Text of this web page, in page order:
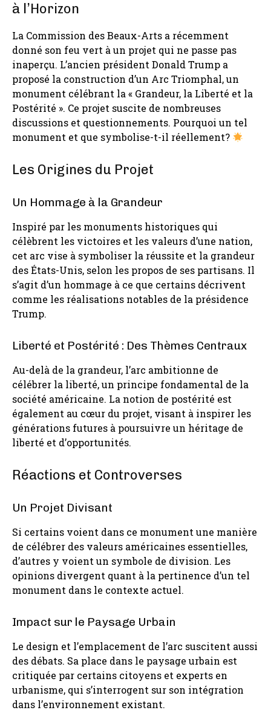
à l’Horizon
La Commission des Beaux-Arts a récemment
donné son feu vert à un projet qui ne passe pas
inaperçu. L’ancien président Donald Trump a
proposé la construction d’un Arc Triomphal, un
monument célébrant la « Grandeur, la Liberté et la
Postérité ». Ce projet suscite de nombreuses
discussions et questionnements. Pourquoi un tel
monument et que symbolise-t-il réellement?
Les Origines du Projet
Un Hommage à la Grandeur
Inspiré par les monuments historiques qui
célèbrent les victoires et les valeurs d’une nation,
cet arc vise à symboliser la réussite et la grandeur
des États-Unis, selon les propos de ses partisans. Il
s’agit d’un hommage à ce que certains décrivent
comme les réalisations notables de la présidence
Trump.
Liberté et Postérité : Des Thèmes Centraux
Au-delà de la grandeur, l’arc ambitionne de
célébrer la liberté, un principe fondamental de la
société américaine. La notion de postérité est
également au cœur du projet, visant à inspirer les
générations futures à poursuivre un héritage de
liberté et d’opportunités.
Réactions et Controverses
Un Projet Divisant
Si certains voient dans ce monument une manière
de célébrer des valeurs américaines essentielles,
d’autres y voient un symbole de division. Les
opinions divergent quant à la pertinence d’un tel
monument dans le contexte actuel.
Impact sur le Paysage Urbain
Le design et l’emplacement de l’arc suscitent aussi
des débats. Sa place dans le paysage urbain est
critiquée par certains citoyens et experts en
urbanisme, qui s’interrogent sur son intégration
dans l’environnement existant.